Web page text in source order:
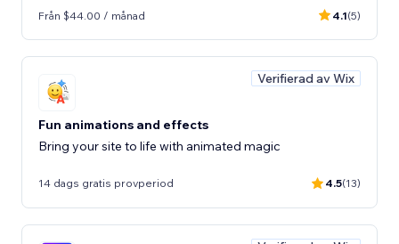
Från $44.00 / månad 4.1(5)
Verifierad av Wix
Fun animations and effects
Bring your site to life with animated magic
14 dags gratis provperiod 4.5(13)